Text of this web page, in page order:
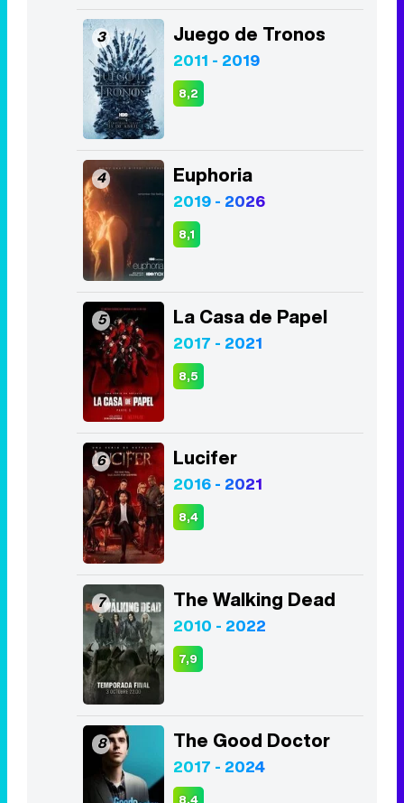
4 Euphoria
2019 - 2026
8,1
5 La Casa de Papel
2017 - 2021
8,5
6 Lucifer
2016 - 2021
8,4
7 The Walking Dead
2010 - 2022
7,9
8 The Good Doctor
2017 - 2024
8,4
9 Los Bridgerton
2020 - Act